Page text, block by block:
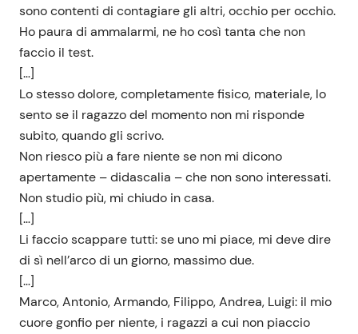
sono contenti di contagiare gli altri, occhio per occhio.
Ho paura di ammalarmi, ne ho così tanta che non
faccio il test.
[…]
Lo stesso dolore, completamente fisico, materiale, lo
sento se il ragazzo del momento non mi risponde
subito, quando gli scrivo.
Non riesco più a fare niente se non mi dicono
apertamente – didascalia – che non sono interessati.
Non studio più, mi chiudo in casa.
[…]
Li faccio scappare tutti: se uno mi piace, mi deve dire
di sì nell’arco di un giorno, massimo due.
[…]
Marco, Antonio, Armando, Filippo, Andrea, Luigi: il mio
cuore gonfio per niente, i ragazzi a cui non piaccio